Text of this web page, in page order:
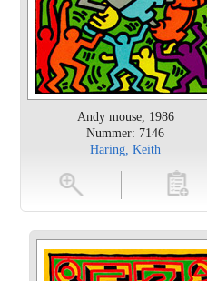
Andy mouse, 1986
Nummer: 7146
Haring, Keith
toevoegen